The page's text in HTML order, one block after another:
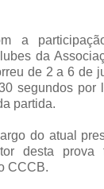
a
da
de 2 a 6 de
segundos por
partida.
do atual
desta prova
CCCB.